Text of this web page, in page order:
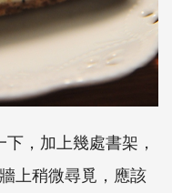
，加上幾處書架，
上稍微尋覓，應該